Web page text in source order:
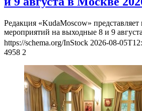
Редакция «KudaMoscow»
мероприятий на выходные 8 и 9
https://schema.org/InStock 2026-08-
4958 2